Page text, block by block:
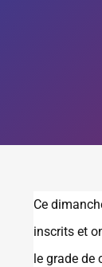
Ce
inscrits et
le grade de